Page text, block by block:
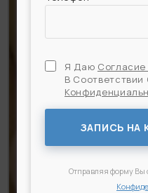
Я Даю
В Соответствии
ЗАПИСЬ НА
Отправляя форму Вы